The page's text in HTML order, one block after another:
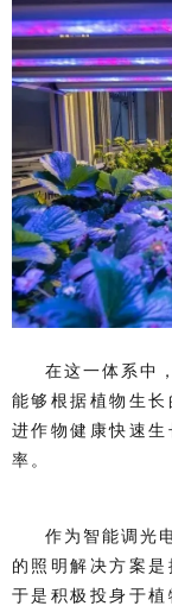
在这一体系中
能够根据植物生
进作物健康快速
率。
作为智能调光
的照明解决方案
于是积极投身于植